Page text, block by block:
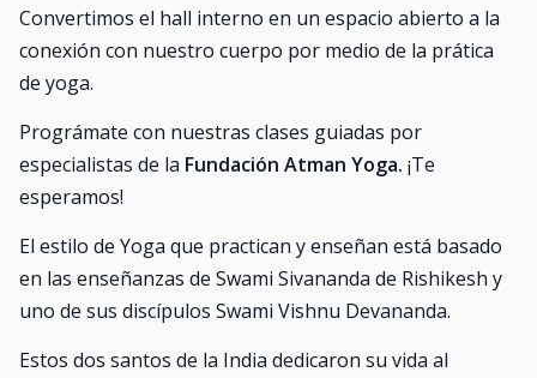
Convertimos el hall interno en un espacio abierto a la
conexión con nuestro cuerpo por medio de la prática
de yoga.
Prográmate con nuestras clases guiadas por
especialistas de la Fundación Atman Yoga. ¡Te
esperamos!
El estilo de Yoga que practican y enseñan está basado
en las enseñanzas de Swami Sivananda de Rishikesh y
uno de sus discípulos Swami Vishnu Devananda.
Estos dos santos de la India dedicaron su vida al